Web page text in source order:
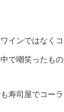
インではなく
で嘲笑ったもの
寿司屋でコー